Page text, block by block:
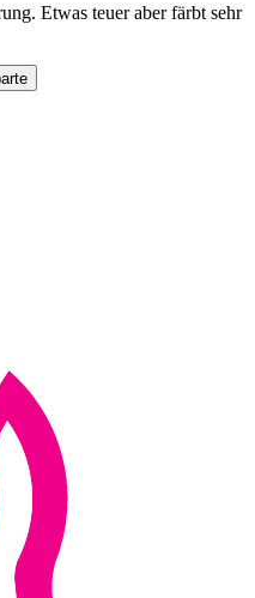
Etwas teuer aber färbt sehr